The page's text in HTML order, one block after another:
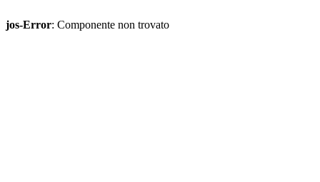
jos-Error: Componente non trovato